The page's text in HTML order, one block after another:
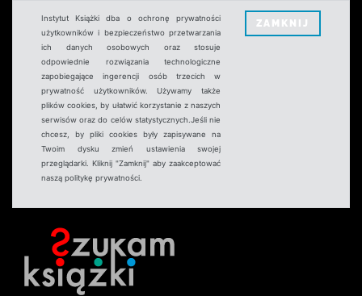
Instytut Książki dba o ochronę prywatności
użytkowników i bezpieczeństwo przetwarzania
ich danych osobowych oraz stosuje
odpowiednie rozwiązania technologiczne
zapobiegające ingerencji osób trzecich w
prywatność użytkowników. Używamy także
plików cookies, by ułatwić korzystanie z naszych
serwisów oraz do celów statystycznych.Jeśli nie
chcesz, by pliki cookies były zapisywane na
Twoim dysku zmień ustawienia swojej
przeglądarki. Kliknij "Zamknij" aby zaakceptować
naszą politykę prywatności.
ZAMKNIJ